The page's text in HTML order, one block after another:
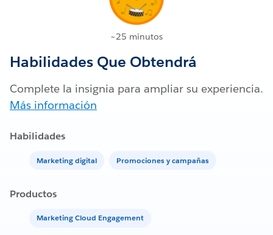
~25 minutos
Habilidades Que Obtendrá
Complete la insignia para ampliar su experiencia.
Más información
Habilidades
Marketing digital Promociones y campañas
Productos
Marketing Cloud Engagement